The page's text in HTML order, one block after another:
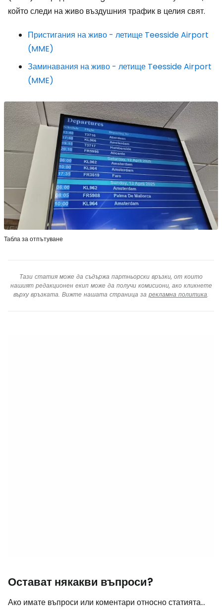
който следи на живо въздушния трафик в целия свят.
Пристигания на живо - летище Teesside Airport
(MME)
Заминавания на живо - летище Teesside Airport
(MME)
Табла за отпътуване
Тази статия може да съдържа партньорски връзки, от които
нашият редакционен екип може да получи комисиони, ако кликнете
върху връзката. Вижте нашата страница за рекламна политика.
Остават някакви въпроси?
Ако имате въпроси или коментари относно статията...